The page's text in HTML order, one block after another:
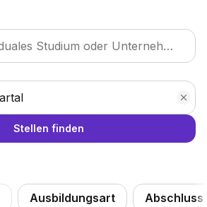
Stellen finden
Ausbildungsart Abschluss